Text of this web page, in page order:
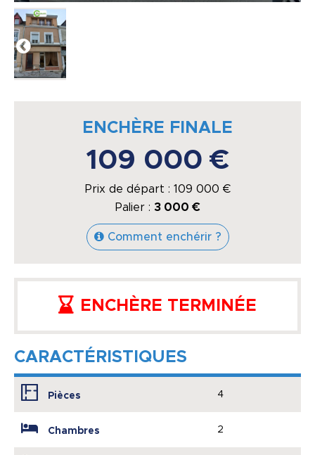
ENCHÈRE FINALE
109 000 €
Prix de départ : 109 000 €
Palier : 3 000 €
Comment enchérir ?
ENCHÈRE TERMINÉE
CARACTÉRISTIQUES
Pièces 4
Chambres 2